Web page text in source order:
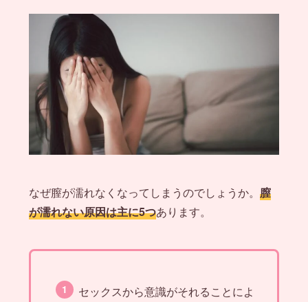
なぜ膣が濡れなくなってしまうのでしょうか。 膣
が濡れない原因は主に5つあります。
セックスから意識がそれることによ